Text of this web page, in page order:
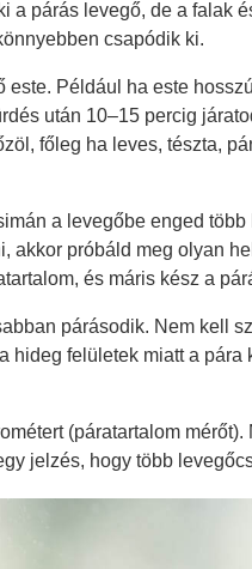
párás levegő, de a falak
csapódik ki.
Például ha este
után 10–15 percig
főleg ha leves, tészta,
a levegőbe enged
próbáld meg olyan
és máris kész a
párásodik. Nem kell
hideg felületek miatt a
(páratartalom
jelzés, hogy több